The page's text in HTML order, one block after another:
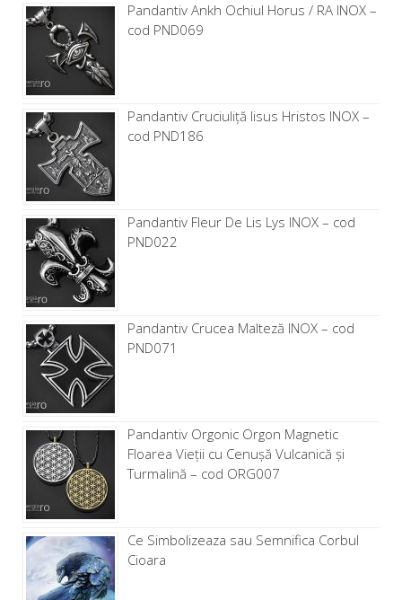
Pandantiv Ankh Ochiul Horus / RA INOX –
cod PND069
Pandantiv Cruciuliță Iisus Hristos INOX –
cod PND186
Pandantiv Fleur De Lis Lys INOX – cod
PND022
Pandantiv Crucea Malteză INOX – cod
PND071
Pandantiv Orgonic Orgon Magnetic
Floarea Vieții cu Cenușă Vulcanică și
Turmalină – cod ORG007
Ce Simbolizeaza sau Semnifica Corbul
Cioara